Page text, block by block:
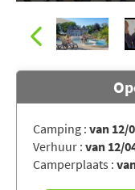
Camping : van 12/
Verhuur : van 12/
Camperplaats :